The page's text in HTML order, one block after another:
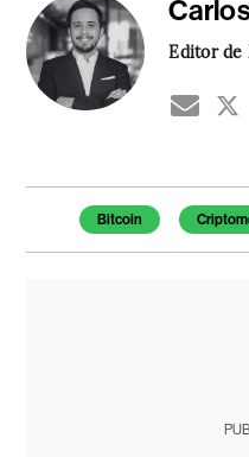
Editor de
Temas de este artículo
Bitcoin